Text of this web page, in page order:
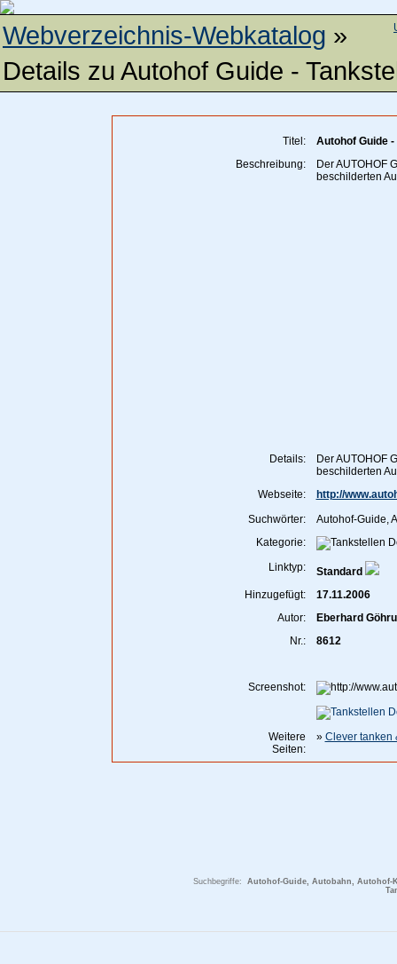
Webverzeichnis-Webkatalog »
Details zu Autohof Guide -
Titel:
Autohof Guide
Beschreibung:
Der AUTOHOF
beschilderten
Details:
Der AUTOHOF
beschilderten
Webseite:
http://
Suchwörter:
Autohof-Guide,
Kategorie:
Linktyp:
Standard
Hinzugefügt:
17.11.2006
Autor:
Eberhard
Nr.:
8612
Screenshot:
Weitere
Seiten:
» Clever tanken
Suchbegriffe: Autohof-Guide, Autobahn, Autohof-